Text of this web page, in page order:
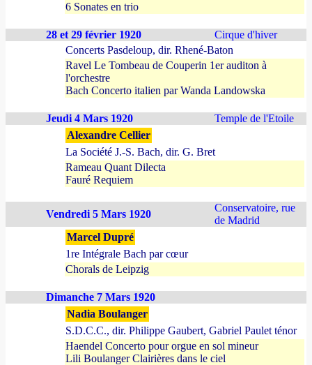
6 Sonates en trio
28 et 29 février 1920
Cirque d'hiver
Concerts Pasdeloup, dir. Rhené-Baton
Ravel Le Tombeau de Couperin 1er auditon à
l'orchestre
Bach Concerto italien par Wanda Landowska
Jeudi 4 Mars 1920
Temple de l'Etoile
Alexandre Cellier
La Société J.-S. Bach, dir. G. Bret
Rameau Quant Dilecta
Fauré Requiem
Vendredi 5 Mars 1920
Conservatoire, rue
de Madrid
Marcel Dupré
1re Intégrale Bach par cœur
Chorals de Leipzig
Dimanche 7 Mars 1920
Nadia Boulanger
S.D.C.C., dir. Philippe Gaubert, Gabriel Paulet ténor
Haendel Concerto pour orgue en sol mineur
Lili Boulanger Clairières dans le ciel